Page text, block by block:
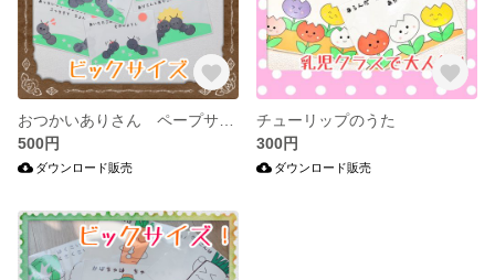
500円
ダウンロード販売
チューリップのうた
300円
ダウンロード販売